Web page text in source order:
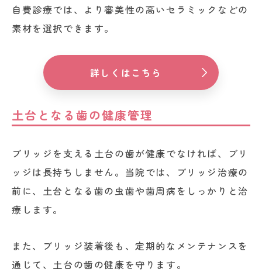
自費診療では、より審美性の高いセラミックなどの
素材を選択できます。
詳しくはこちら
土台となる歯の健康管理
ブリッジを支える土台の歯が健康でなければ、ブリ
ッジは長持ちしません。当院では、ブリッジ治療の
前に、土台となる歯の虫歯や歯周病をしっかりと治
療します。
また、ブリッジ装着後も、定期的なメンテナンスを
通じて、土台の歯の健康を守ります。